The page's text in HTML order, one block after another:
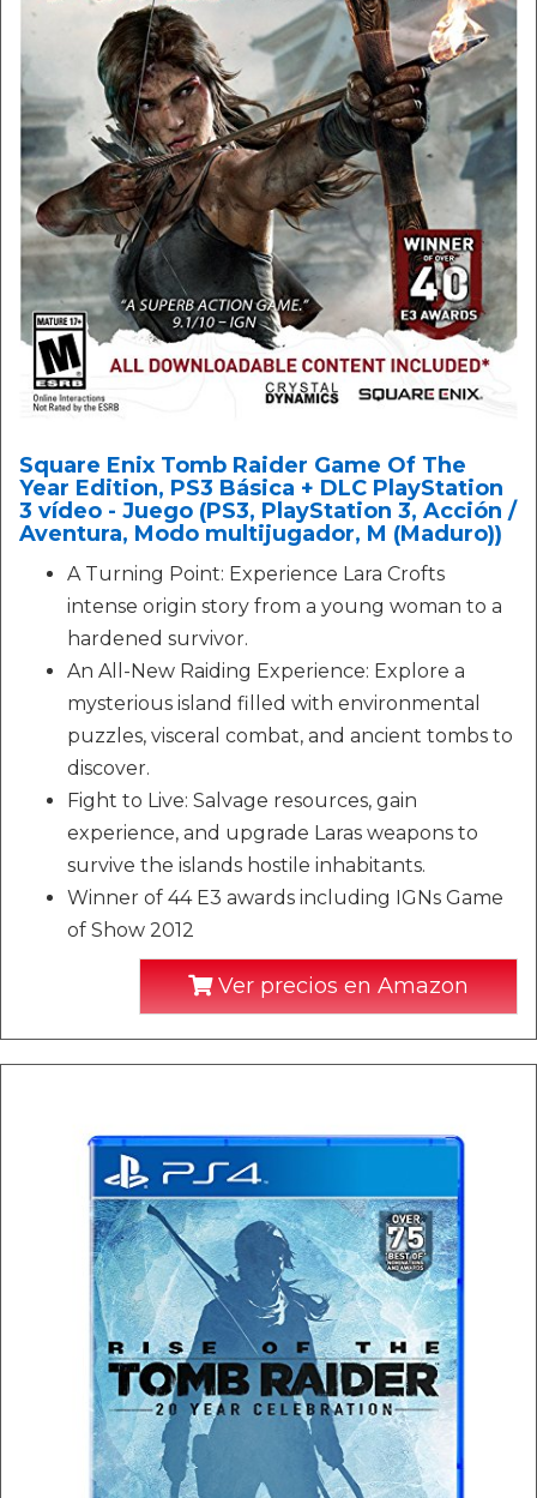
Square Enix Tomb Raider Game Of The
Year Edition, PS3 Básica + DLC PlayStation
3 vídeo - Juego (PS3, PlayStation 3, Acción /
Aventura, Modo multijugador, M (Maduro))
A Turning Point: Experience Lara Crofts
intense origin story from a young woman to a
hardened survivor.
An All-New Raiding Experience: Explore a
mysterious island filled with environmental
puzzles, visceral combat, and ancient tombs to
discover.
Fight to Live: Salvage resources, gain
experience, and upgrade Laras weapons to
survive the islands hostile inhabitants.
Winner of 44 E3 awards including IGNs Game
of Show 2012
Ver precios en Amazon